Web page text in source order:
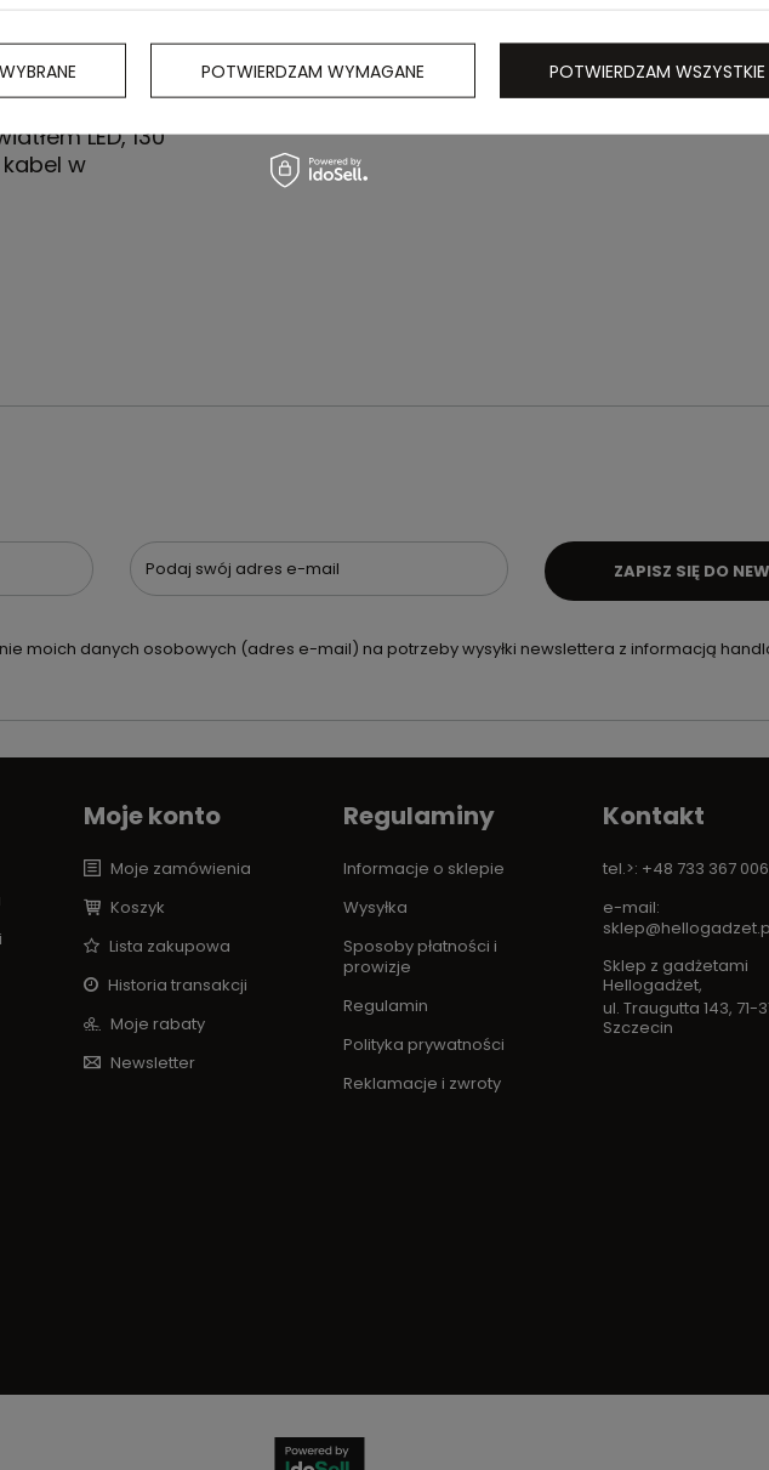
LED, 130
w
Podaj swój adres e-mail
moich danych osobowych (adres e-mail) na potrzeby wysyłki newslettera z informacją
ZAPISZ SIĘ DO
Moje konto
Moje zamówienia
Koszyk
Lista zakupowa
Historia transakcji
Moje rabaty
Newsletter
Regulaminy
Informacje o sklepie
Wysyłka
Sposoby płatności i
prowizje
Regulamin
Polityka prywatności
Reklamacje i zwroty
Kontakt
tel.>: +48 733 367 006
e-mail:
Sklep z gadżetami
Hellogadżet,
ul. Traugutta 143, 71-
Szczecin
POTWIERDZAM WYMAGANE POTWIERDZAM WSZYSTKIE